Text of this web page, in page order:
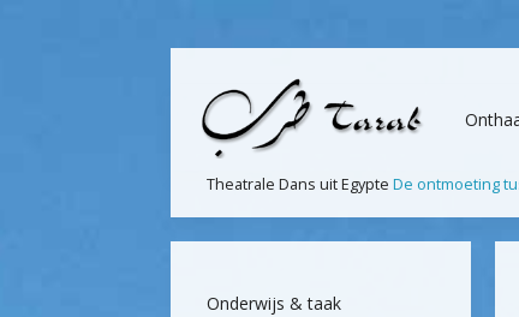
Theatrale Dans uit Egypte De ontmoeting
Onderwijs & taak